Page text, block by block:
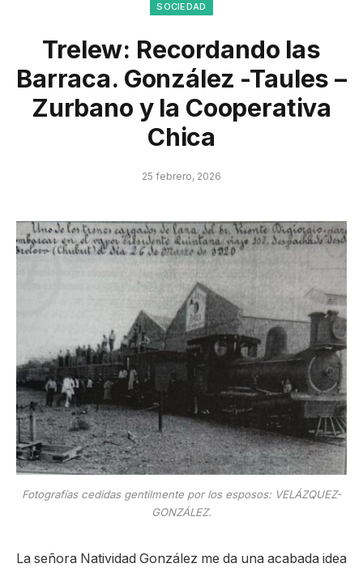
SOCIEDAD
Trelew: Recordando las
Barraca. González -Taules –
Zurbano y la Cooperativa
Chica
25 febrero, 2026
Fotografías cedidas gentilmente por los esposos: VELÁZQUEZ-
GONZÁLEZ.
La señora Natividad González me da una acabada idea